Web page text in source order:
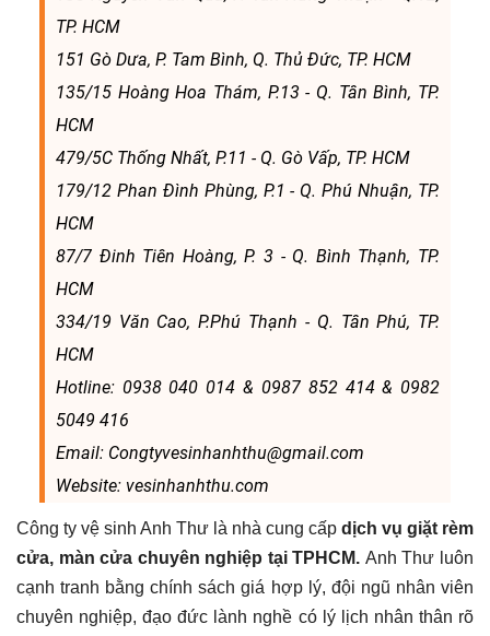
TP. HCM
151 Gò Dưa, P. Tam Bình, Q. Thủ Đức, TP. HCM
135/15 Hoàng Hoa Thám, P.13 - Q. Tân Bình, TP.
HCM
479/5C Thống Nhất, P.11 - Q. Gò Vấp, TP. HCM
179/12 Phan Đình Phùng, P.1 - Q. Phú Nhuận, TP.
HCM
87/7 Đinh Tiên Hoàng, P. 3 - Q. Bình Thạnh, TP.
HCM
334/19 Văn Cao, P.Phú Thạnh - Q. Tân Phú, TP.
HCM
Hotline: 0938 040 014 & 0987 852 414 & 0982
5049 416
Email: Congtyvesinhanhthu@gmail.com
Website: vesinhanhthu.com
Công ty vệ sinh Anh Thư là nhà cung cấp dịch vụ giặt rèm
cửa, màn cửa chuyên nghiệp tại TPHCM. Anh Thư luôn
cạnh tranh bằng chính sách giá hợp lý, đội ngũ nhân viên
chuyên nghiệp, đạo đức lành nghề có lý lịch nhân thân rõ